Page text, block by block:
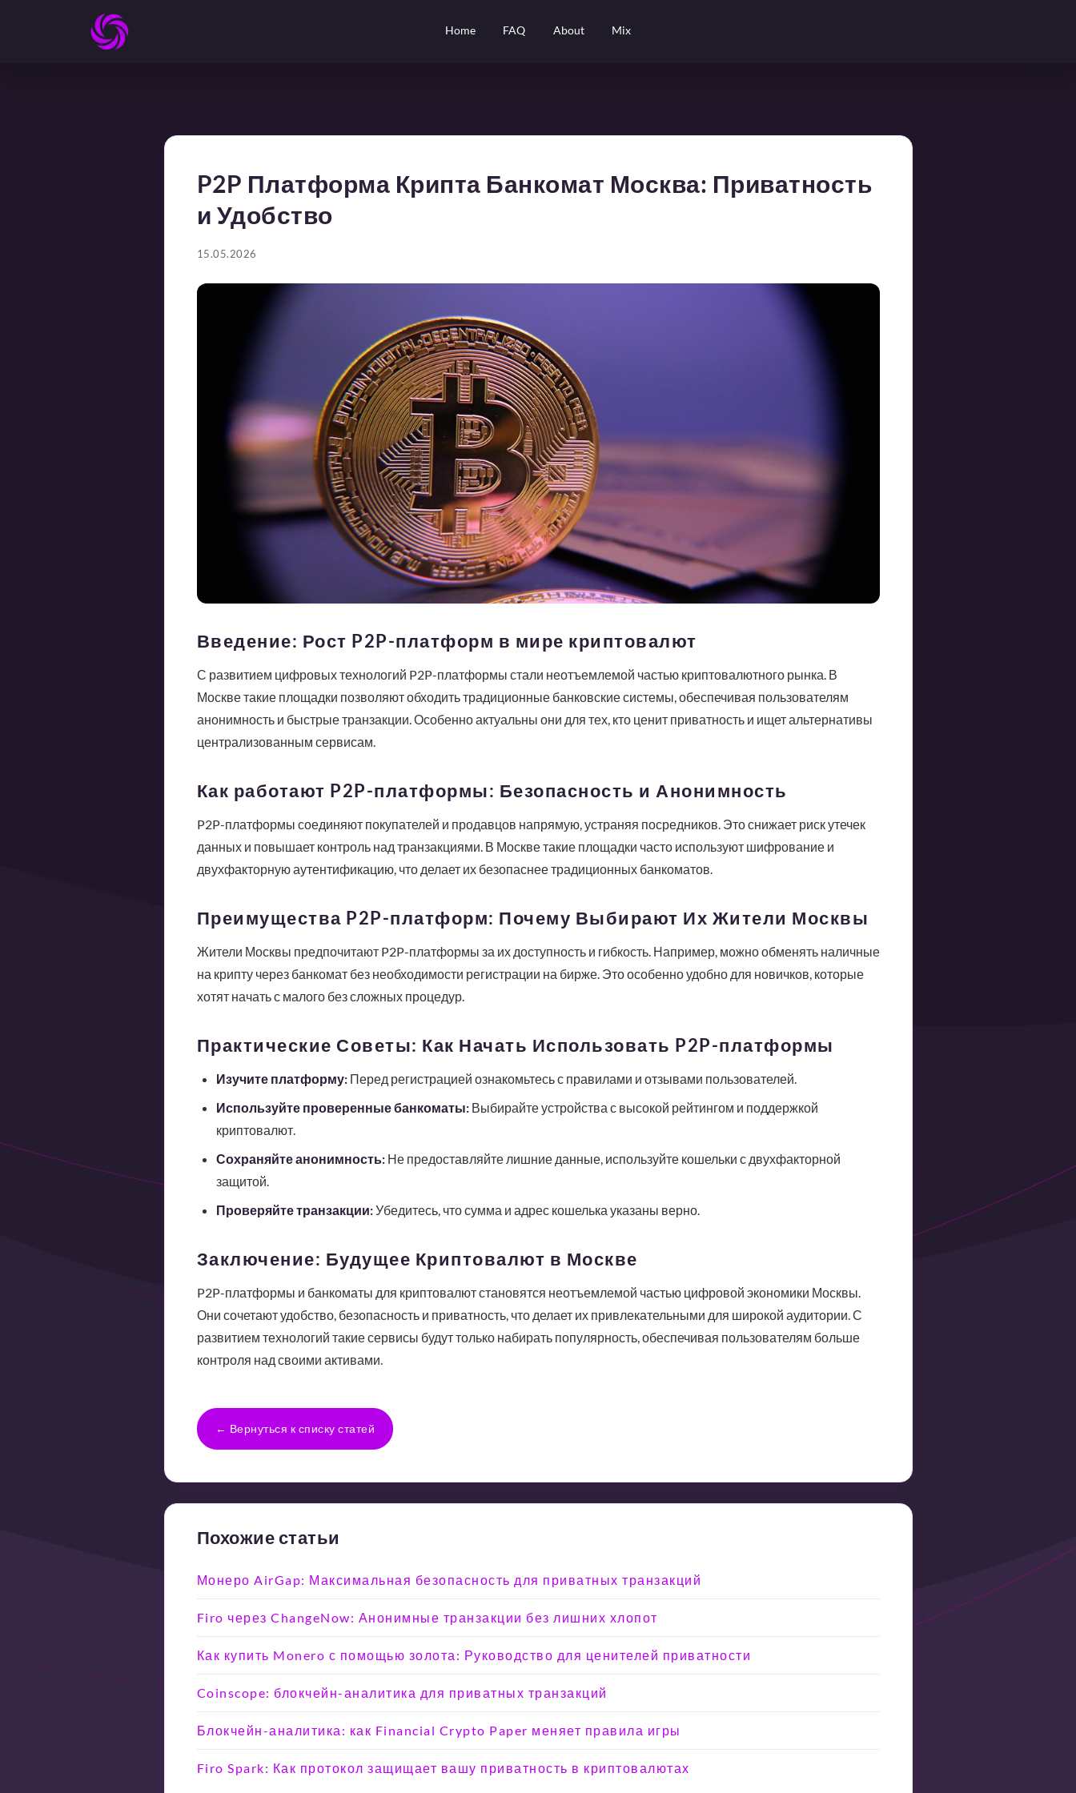
Home FAQ About Mix
P2P Платформа Крипта Банкомат Москва: Приватность
и Удобство
15.05.2026
Введение: Рост P2P-платформ в мире криптовалют
С развитием цифровых технологий P2P-платформы стали неотъемлемой частью криптовалютного рынка. В
Москве такие площадки позволяют обходить традиционные банковские системы, обеспечивая пользователям
анонимность и быстрые транзакции. Особенно актуальны они для тех, кто ценит приватность и ищет альтернативы
централизованным сервисам.
Как работают P2P-платформы: Безопасность и Анонимность
P2P-платформы соединяют покупателей и продавцов напрямую, устраняя посредников. Это снижает риск утечек
данных и повышает контроль над транзакциями. В Москве такие площадки часто используют шифрование и
двухфакторную аутентификацию, что делает их безопаснее традиционных банкоматов.
Преимущества P2P-платформ: Почему Выбирают Их Жители Москвы
Жители Москвы предпочитают P2P-платформы за их доступность и гибкость. Например, можно обменять наличные
на крипту через банкомат без необходимости регистрации на бирже. Это особенно удобно для новичков, которые
хотят начать с малого без сложных процедур.
Практические Советы: Как Начать Использовать P2P-платформы
Изучите платформу:Перед регистрацией ознакомьтесь с правилами и отзывами пользователей.
Используйте проверенные банкоматы:Выбирайте устройства с высокой рейтингом и поддержкой
криптовалют.
Сохраняйте анонимность:Не предоставляйте лишние данные, используйте кошельки с двухфакторной
защитой.
Проверяйте транзакции:Убедитесь, что сумма и адрес кошелька указаны верно.
Заключение: Будущее Криптовалют в Москве
P2P-платформы и банкоматы для криптовалют становятся неотъемлемой частью цифровой экономики Москвы.
Они сочетают удобство, безопасность и приватность, что делает их привлекательными для широкой аудитории. С
развитием технологий такие сервисы будут только набирать популярность, обеспечивая пользователям больше
контроля над своими активами.
← Вернуться к списку статей
Похожие статьи
Монеро AirGap: Максимальная безопасность для приватных транзакций
Firo через ChangeNow: Анонимные транзакции без лишних хлопот
Как купить Monero с помощью золота: Руководство для ценителей приватности
Coinscope: блокчейн-аналитика для приватных транзакций
Блокчейн-аналитика: как Financial Crypto Paper меняет правила игры
Firo Spark: Как протокол защищает вашу приватность в криптовалютах